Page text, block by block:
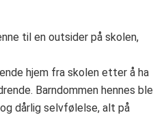
til en outsider på skolen,
hjem fra skolen etter å ha
Barndommen hennes ble
dårlig selvfølelse, alt på